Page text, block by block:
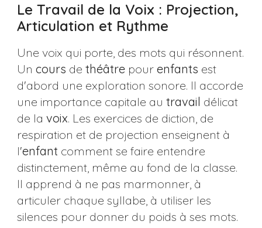
Le Travail de la Voix : Projection,
Articulation et Rythme
Une voix qui porte, des mots qui résonnent.
Un cours de théâtrepour enfants est
d'abord une exploration sonore. Il accorde
une importance capitale au travail délicat
de la voix. Les exercices de diction, de
respiration et de projection enseignent à
l'enfant comment se faire entendre
distinctement, même au fond de la classe.
Il apprend à ne pas marmonner, à
articuler chaque syllabe, à utiliser les
silences pour donner du poids à ses mots.